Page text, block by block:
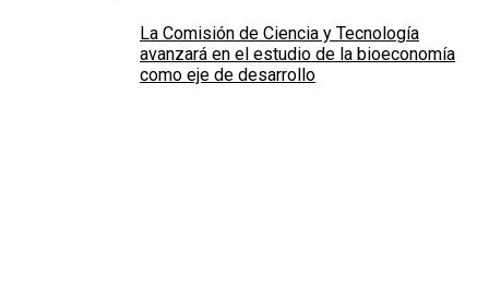
La Comisión de Ciencia y Tecnología
avanzará en el estudio de la bioeconomía
como eje de desarrollo